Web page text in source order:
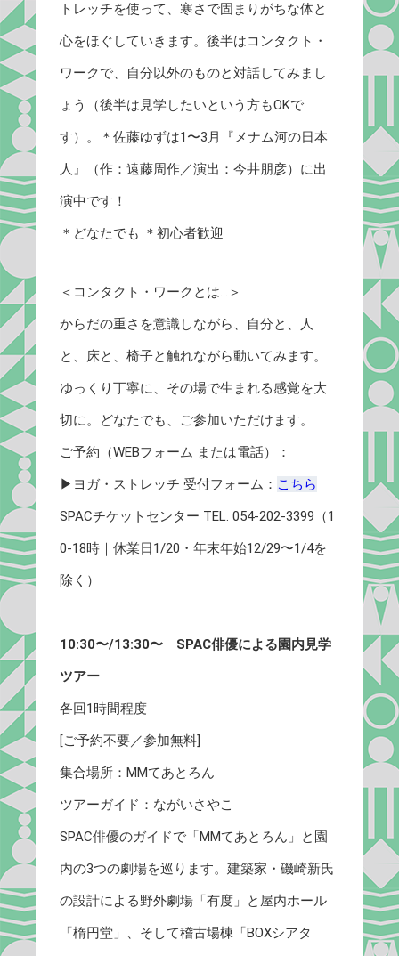
トレッチを使って、寒さで固まりがちな体と
心をほぐしていきます。後半はコンタクト・
ワークで、自分以外のものと対話してみまし
ょう（後半は見学したいという方もOKで
す）。＊佐藤ゆずは1〜3月『メナム河の日本
人』（作：遠藤周作／演出：今井朋彦）に出
演中です！
＊どなたでも ＊初心者歓迎
＜コンタクト・ワークとは…＞
からだの重さを意識しながら、自分と、人
と、床と、椅子と触れながら動いてみます。
ゆっくり丁寧に、その場で生まれる感覚を大
切に。どなたでも、ご参加いただけます。
ご予約（WEBフォーム または電話）：
▶︎ヨガ・ストレッチ 受付フォーム： こちら
SPACチケットセンター TEL. 054-202-3399（1
0-18時｜休業日1/20・年末年始12/29〜1/4を
除く）
10:30〜/13:30〜 SPAC俳優による園内見学
ツアー
各回1時間程度
[ご予約不要／参加無料]
集合場所：MMてあとろん
ツアーガイド：ながいさやこ
SPAC俳優のガイドで「MMてあとろん」と園
内の3つの劇場を巡ります。建築家・磯崎新氏
の設計による野外劇場「有度」と屋内ホール
「楕円堂」、そして稽古場棟「BOXシアタ